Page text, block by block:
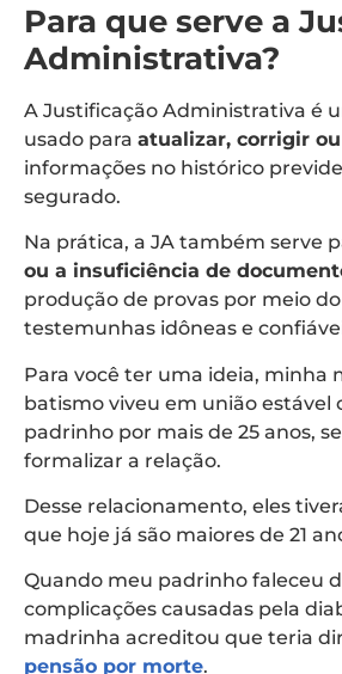
Para que serve a
Administrativa?
A Justificação Administrativa é
usado para atualizar, corrigir
informações no histórico
segurado.
Na prática, a JA também serve
ou a insuficiência de
produção de provas por meio
testemunhas idôneas e
Para você ter uma ideia, minha
batismo viveu em união estável
padrinho por mais de 25 anos,
formalizar a relação.
Desse relacionamento, eles
que hoje já são maiores de 21
Quando meu padrinho faleceu
complicações causadas pela
madrinha acreditou que teria
pensão por morte.